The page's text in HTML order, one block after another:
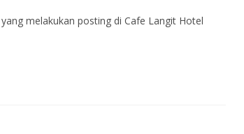
melakukan posting di Cafe Langit Hotel